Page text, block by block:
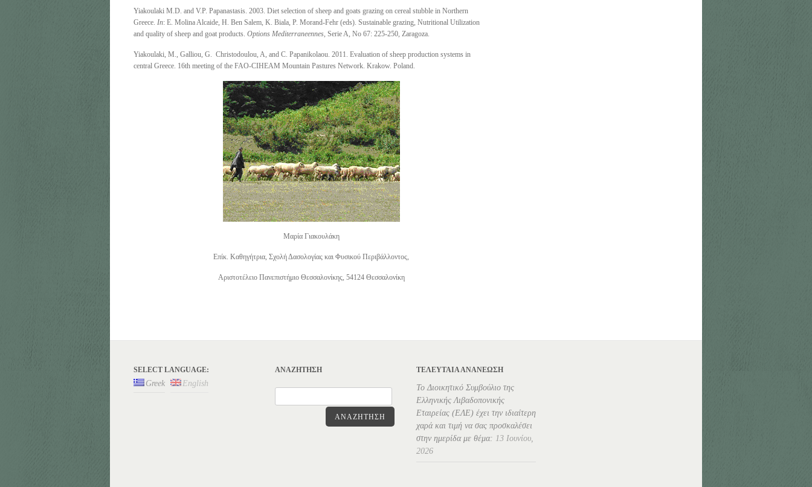
Yiakoulaki M.D. and V.P. Papanastasis. 2003. Diet selection of sheep and goats grazing on cereal stubble in Northern
Greece.In: E. Molina Alcaide, H. Ben Salem, K. Biala, P. Morand-Fehr (eds). Sustainable grazing, Nutritional Utilization
and quality of sheep and goat products.Options Mediterraneennes, Serie A, No 67: 225-250, Zaragoza.
Yiakoulaki, M., Galliou, G. Christodoulou, A, and C. Papanikolaou. 2011. Evaluation of sheep production systems in
central Greece. 16th meeting of the FAO-CIHEAM Mountain Pastures Network. Krakow. Poland.
Μαρία Γιακουλάκη
Επίκ. Καθηγήτρια, Σχολή Δασολογίας και Φυσικού Περιβάλλοντος,
Αριστοτέλειο Πανεπιστήμιο Θεσσαλονίκης, 54124 Θεσσαλονίκη
SELECT LANGUAGE:
Greek English
ΑΝΑΖΉΤΗΣΗ
ΑΝΑΖΉΤΗΣΗ
ΤΕΛΕΥΤΑΊΑ ΑΝΑΝΕΏΣΗ
Το Διοικητικό Συμβούλιο της
Ελληνικής Λιβαδοπονικής
Εταιρείας (ΕΛΕ) έχει την ιδιαίτερη
χαρά και τιμή να σας προσκαλέσει
στην ημερίδα με θέμα: 13 Ιουνίου,
2026